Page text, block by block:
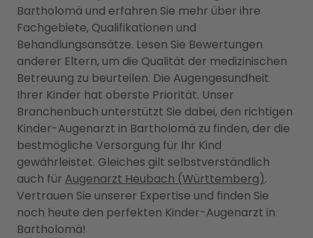
Bartholomä und erfahren Sie mehr über ihre
Fachgebiete, Qualifikationen und
Behandlungsansätze. Lesen Sie Bewertungen
anderer Eltern, um die Qualität der medizinischen
Betreuung zu beurteilen. Die Augengesundheit
Ihrer Kinder hat oberste Priorität. Unser
Branchenbuch unterstützt Sie dabei, den richtigen
Kinder-Augenarzt in Bartholomä zu finden, der die
bestmögliche Versorgung für Ihr Kind
gewährleistet. Gleiches gilt selbstverständlich
auch für Augenarzt Heubach (Württemberg).
Vertrauen Sie unserer Expertise und finden Sie
noch heute den perfekten Kinder-Augenarzt in
Bartholomä!